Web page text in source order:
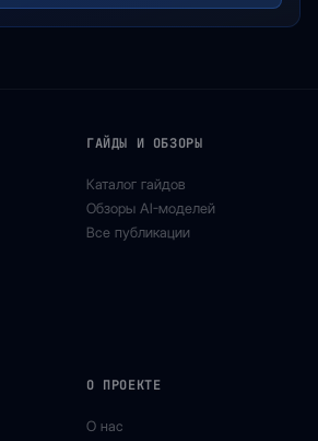
ГАЙДЫ И ОБЗОРЫ
Каталог гайдов
Обзоры AI-моделей
Все публикации
О ПРОЕКТЕ
О нас